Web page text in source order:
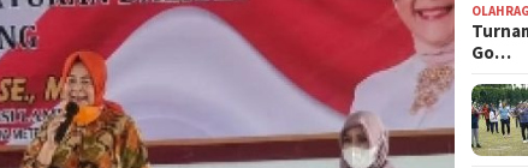
Go…